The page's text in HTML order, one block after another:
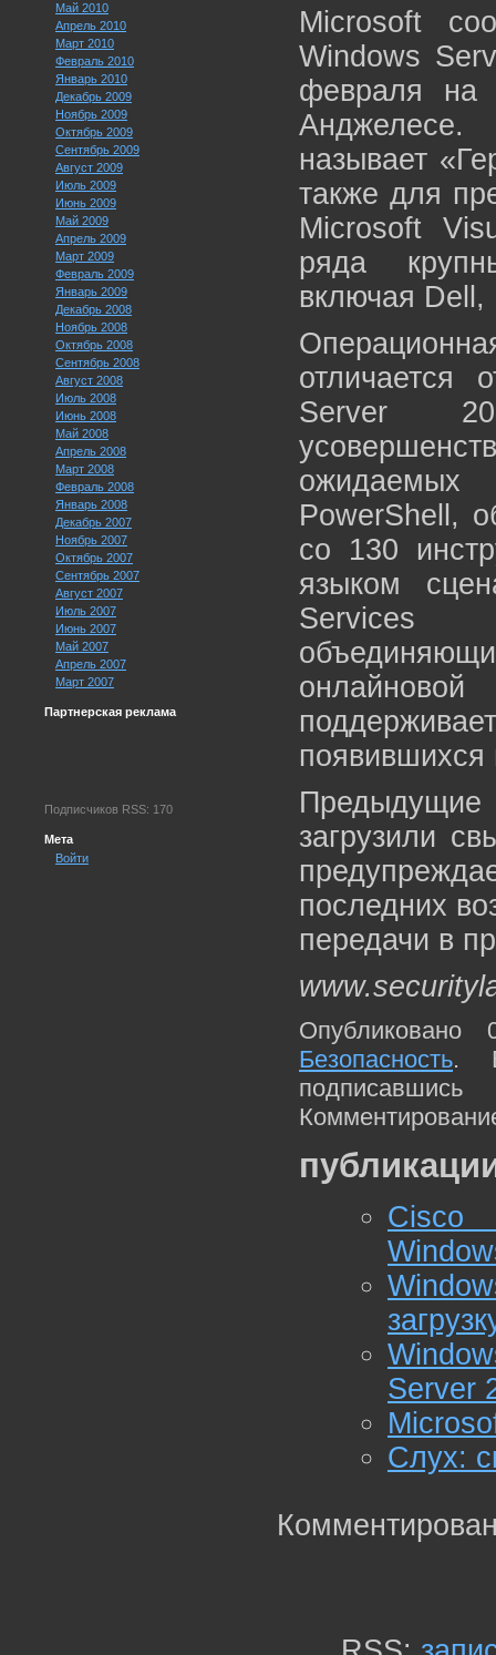
Май 2010
Апрель 2010
Март 2010
Февраль 2010
Январь 2010
Декабрь 2009
Ноябрь 2009
Октябрь 2009
Сентябрь 2009
Август 2009
Июль 2009
Июнь 2009
Май 2009
Апрель 2009
Март 2009
Февраль 2009
Январь 2009
Декабрь 2008
Ноябрь 2008
Октябрь 2008
Сентябрь 2008
Август 2008
Июль 2008
Июнь 2008
Май 2008
Апрель 2008
Март 2008
Февраль 2008
Январь 2008
Декабрь 2007
Ноябрь 2007
Октябрь 2007
Сентябрь 2007
Август 2007
Июль 2007
Июнь 2007
Май 2007
Апрель 2007
Март 2007
Партнерская реклама
Подписчиков RSS: 170
Мета
Войти
Microsoft
Windows
февраля на
Анджелесе.
называет
также для
Microsoft
ряда
включая
отличается
Server
ожидаемых
PowerShell,
со 130
языком
Services
появившихся
загрузили
последних
передачи в
Безопасность.
Cisco
Server
Слух: